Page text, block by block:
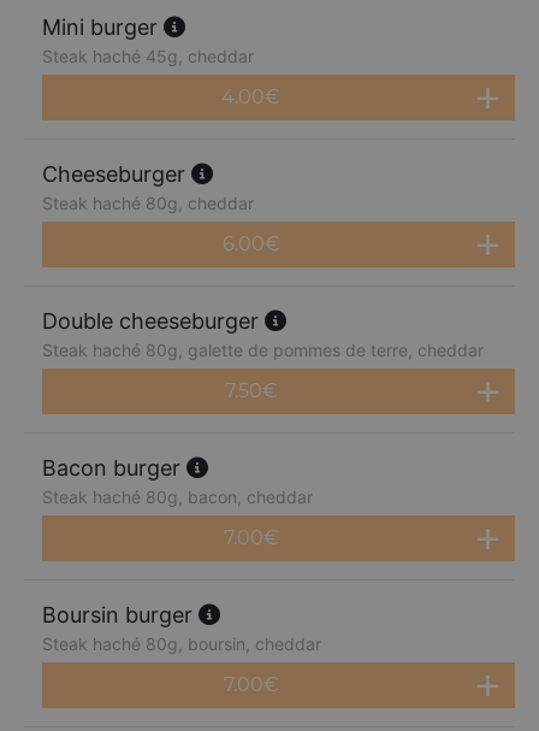
Mini burger
Steak haché 45g, cheddar
4.00€
Cheeseburger
Steak haché 80g, cheddar
6.00€
Double cheeseburger
Steak haché 80g, galette de pommes de terre, cheddar
7.50€
Bacon burger
Steak haché 80g, bacon, cheddar
7.00€
Boursin burger
Steak haché 80g, boursin, cheddar
7.00€